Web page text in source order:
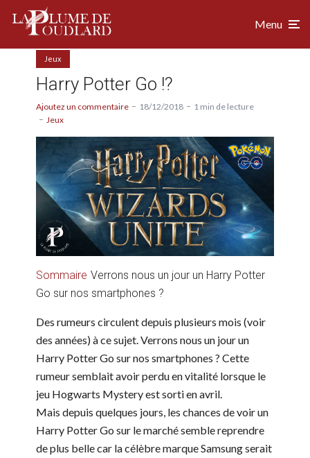
Menu
Jeux
Harry Potter Go !?
Ajoutez un commentaire 18/12/2018
1 min de lecture
Jeux
Sommaire Verrons nous un jour un Harry Potter
Go sur nos smartphones ?
Des rumeurs circulent depuis plusieurs mois (voir
des années) à ce sujet. Verrons nous un jour un
Harry Potter Go sur nos smartphones ? Cette
rumeur semblait avoir perdu en vitalité lorsque le
jeu Hogwarts Mystery est sorti en avril.
Mais depuis quelques jours, les chances de voir un
Harry Potter Go sur le marché semble reprendre
de plus belle car la célèbre marque Samsung serait